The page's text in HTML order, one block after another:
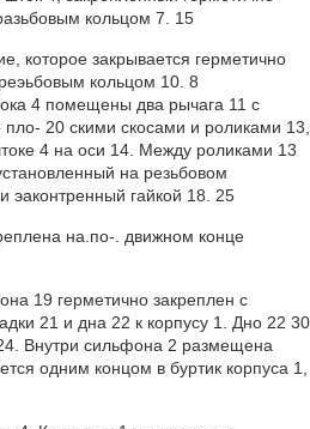
кольцом 7. 15
которое закрывается герметично
кольцом 10. 8
4 помещены два рычага 11 с
20 скими скосами и роликами 13,
4 на оси 14. Между роликами 13
на резьбовом
эаконтренный гайкой 18. 25
на.по-. движном конце
19 герметично закреплен с
21 и дна 22 к корпусу 1. Дно 22 30
Внутри сильфона 2 размещена
одним концом в буртик корпуса 1,